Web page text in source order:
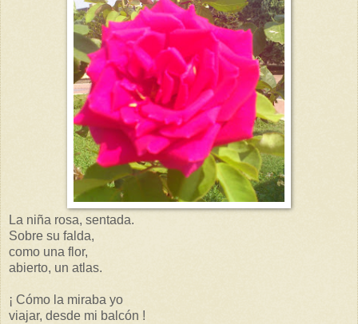
La niña rosa, sentada.
Sobre su falda,
como una flor,
abierto, un atlas.
¡ Cómo la miraba yo
viajar, desde mi balcón !